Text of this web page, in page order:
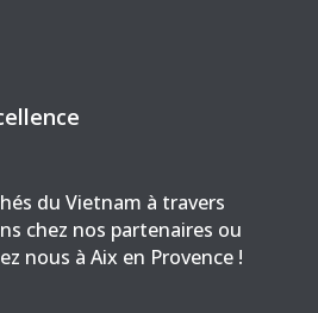
du Vietnam à travers
chez nos partenaires ou
nous à Aix en Provence !